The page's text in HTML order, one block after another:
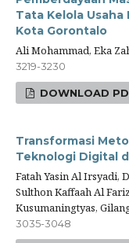
Tata Kelola
Kota Gorontalo
Ali Mohammad, Eka
3219-3230
DOWNLOAD
Transformasi
Teknologi Digital
Fatah Yasin Al Irsyadi,
Sulthon Kaffaah Al
Kusumaningtyas,
3035-3048